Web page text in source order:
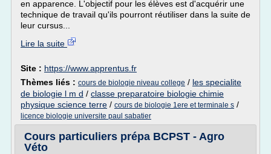
en apparence. L'objectif pour les élèves est d'acquérir une
technique de travail qu'ils pourront réutiliser dans la suite de
leur cursus...
Lire la suite
Site : https://www.apprentus.fr
Thèmes liés : cours de biologie niveau college / les specialite
de biologie l m d / classe preparatoire biologie chimie
physique science terre / cours de biologie 1ere et terminale s /
licence biologie universite paul sabatier
Cours particuliers prépa BCPST - Agro
Véto